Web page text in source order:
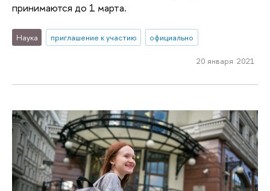
принимаются до 1 марта.
Наука приглашение к участию официально
20 января 2021